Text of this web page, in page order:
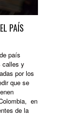
PAÍS
país
calles y
por los
que se
en
de la